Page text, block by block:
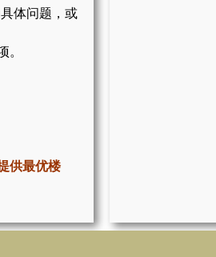
体问题，或
。
供最优楼